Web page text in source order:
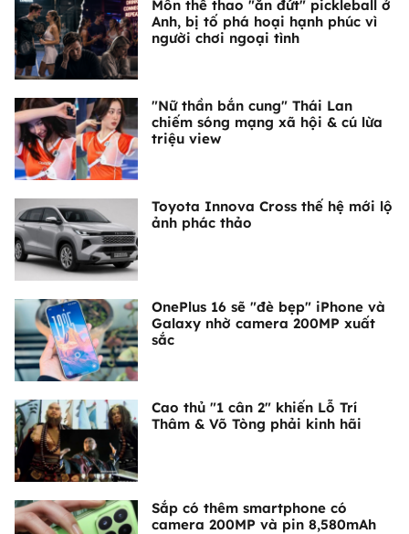
Môn thể thao "ăn đứt" pickleball ở
Anh, bị tố phá hoại hạnh phúc vì
người chơi ngoại tình
"Nữ thần bắn cung" Thái Lan
chiếm sóng mạng xã hội & cú lừa
triệu view
Toyota Innova Cross thế hệ mới lộ
ảnh phác thảo
OnePlus 16 sẽ "đè bẹp" iPhone và
Galaxy nhờ camera 200MP xuất
sắc
Cao thủ "1 cân 2" khiến Lỗ Trí
Thâm & Võ Tòng phải kinh hãi
Sắp có thêm smartphone có
camera 200MP và pin 8,580mAh